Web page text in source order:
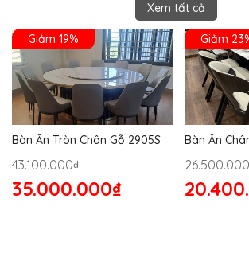
Xem tất cả
Giảm 19%
Bàn Ăn Tròn Chân Gỗ 2905S
43.100.000₫
35.000.000₫
Giảm
Bàn Ăn